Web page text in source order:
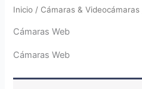
Inicio / Cámaras & Videocámaras
Cámaras Web
Cámaras Web